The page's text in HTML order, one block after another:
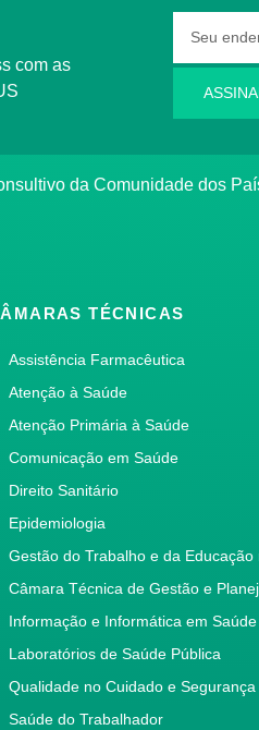
da Comunidade dos
TÉCNICAS
Assistência Farmacêutica
Atenção à Saúde
Atenção Primária à Saúde
Comunicação em Saúde
Direito Sanitário
Epidemiologia
Gestão do Trabalho e da Educação
Câmara Técnica de Gestão e
Informação e Informática em Saúde
Laboratórios de Saúde Pública
Qualidade no Cuidado e
Saúde do Trabalhador